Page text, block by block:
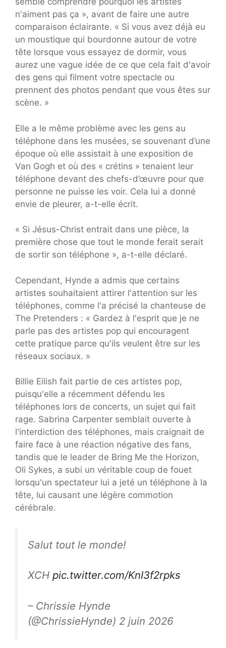
n'aiment pas ça », avant de faire une autre
comparaison éclairante. « Si vous avez déjà eu
un moustique qui bourdonne autour de votre
tête lorsque vous essayez de dormir, vous
aurez une vague idée de ce que cela fait d'avoir
des gens qui filment votre spectacle ou
prennent des photos pendant que vous êtes sur
scène. »
Elle a le même problème avec les gens au
téléphone dans les musées, se souvenant d’une
époque où elle assistait à une exposition de
Van Gogh et où des « crétins » tenaient leur
téléphone devant des chefs-d’œuvre pour que
personne ne puisse les voir. Cela lui a donné
envie de pleurer, a-t-elle écrit.
« Si Jésus-Christ entrait dans une pièce, la
première chose que tout le monde ferait serait
de sortir son téléphone », a-t-elle déclaré.
Cependant, Hynde a admis que certains
artistes souhaitaient attirer l'attention sur les
téléphones, comme l'a précisé la chanteuse de
The Pretenders : « Gardez à l'esprit que je ne
parle pas des artistes pop qui encouragent
cette pratique parce qu'ils veulent être sur les
réseaux sociaux. »
Billie Eilish fait partie de ces artistes pop,
puisqu'elle a récemment défendu les
téléphones lors de concerts, un sujet qui fait
rage. Sabrina Carpenter semblait ouverte à
l'interdiction des téléphones, mais craignait de
faire face à une réaction négative des fans,
tandis que le leader de Bring Me the Horizon,
Oli Sykes, a subi un véritable coup de fouet
lorsqu'un spectateur lui a jeté un téléphone à la
tête, lui causant une légère commotion
cérébrale.
Salut tout le monde!
XCH pic.twitter.com/KnI3f2rpks
– Chrissie Hynde
(@ChrissieHynde) 2 juin 2026